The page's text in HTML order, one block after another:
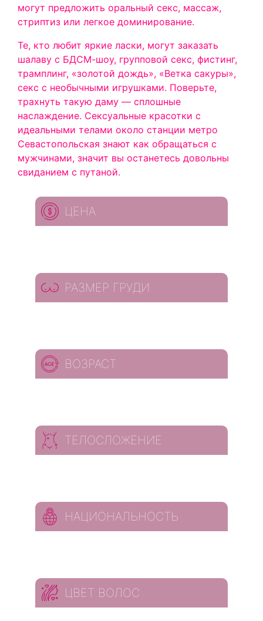
могут предложить оральный секс, массаж,
стриптиз или легкое доминирование.
Те, кто любит яркие ласки, могут заказать
шалаву с БДСМ-шоу, групповой секс, фистинг,
трамплинг, «золотой дождь», «Ветка сакуры»,
секс с необычными игрушками. Поверьте,
трахнуть такую даму — сплошные
наслаждение. Сексуальные красотки с
идеальными телами около станции метро
Севастопольская знают как обращаться с
мужчинами, значит вы останетесь довольны
свиданием с путаной.
ЦЕНА
РАЗМЕР ГРУДИ
ВОЗРАСТ
ТЕЛОСЛОЖЕНИЕ
НАЦИОНАЛЬНОСТЬ
ЦВЕТ ВОЛОС